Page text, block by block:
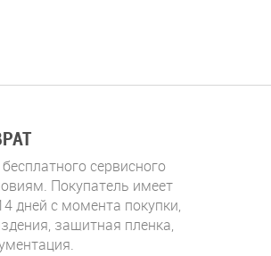
сервисного
Покупатель имеет
дней с момента покупки,
защитная пленка,